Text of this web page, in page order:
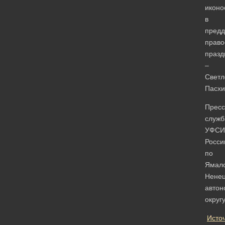
в
–
по
округу